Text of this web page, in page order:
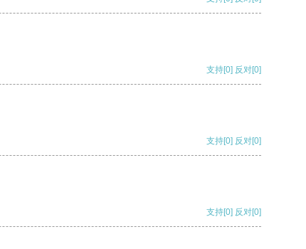
支持[0] 反对[0]
支持[0] 反对[0]
支持[0] 反对[0]